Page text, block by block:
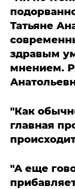
Татьяне
здравым
мнением.
"Как
главная
"А еще